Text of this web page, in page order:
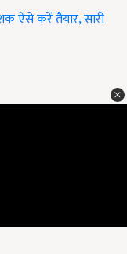
ऐसे करें तैयार, सारी